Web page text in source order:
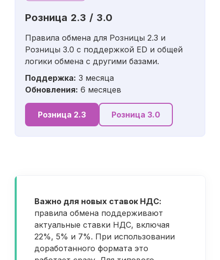
Розница 2.3 / 3.0
Правила обмена для Розницы 2.3 и
Розницы 3.0 с поддержкой ED и общей
логики обмена с другими базами.
Поддержка: 3 месяца
Обновления: 6 месяцев
Розница 2.3 Розница 3.0
Важно для новых ставок НДС:
правила обмена поддерживают
актуальные ставки НДС, включая
22%, 5% и 7%. При использовании
доработанного формата это